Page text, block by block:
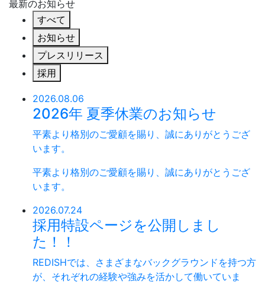
最新のお知らせ
すべて
お知らせ
プレスリリース
採用
2026.08.06
2026年 夏季休業のお知らせ
平素より格別のご愛顧を賜り、誠にありがとうござ
います。
平素より格別のご愛顧を賜り、誠にありがとうござ
います。
2026.07.24
採用特設ページを公開しまし
た！！
REDISHでは、さまざまなバックグラウンドを持つ方
が、それぞれの経験や強みを活かして働いていま